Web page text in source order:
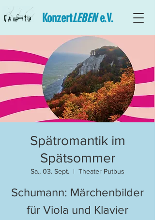
KonzertLEBENe.V.
Spätromantik im
Spätsommer
Sa., 03. Sept.
  |
Theater Putbus
Schumann: Märchenbilder
für Viola und Klavier